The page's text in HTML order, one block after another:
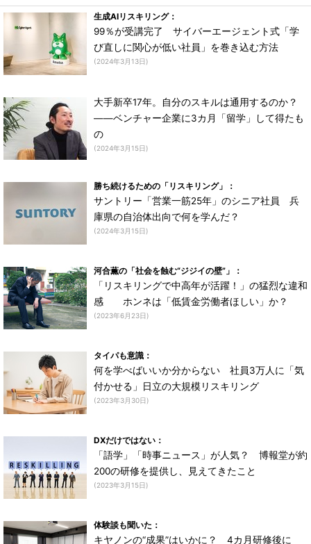
生成AIリスキリング：
99％が受講完了 サイバーエージェント式「学
び直しに関心が低い社員」を巻き込む方法
(2024年3月13日)
大手新卒17年。自分のスキルは通用するのか？
――ベンチャー企業に3カ月「留学」して得たも
の
(2024年3月15日)
勝ち続けるための「リスキリング」：
サントリー「営業一筋25年」のシニア社員 兵
庫県の自治体出向で何を学んだ？
(2024年3月15日)
河合薫の「社会を蝕む“ジジイの壁”」：
「リスキリングで中高年が活躍！」の猛烈な違和
感 ホンネは「低賃金労働者ほしい」か？
(2023年6月23日)
タイパも意識：
何を学べばいいか分からない 社員3万人に「気
付かせる」日立の大規模リスキリング
(2023年3月30日)
DXだけではない：
「語学」「時事ニュース」が人気？ 博報堂が約
200の研修を提供し、見えてきたこと
(2023年3月15日)
体験談も聞いた：
キヤノンの“成果”はいかに？ 4カ月研修後に